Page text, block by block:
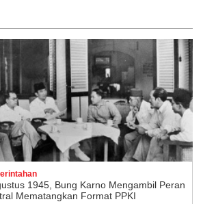
1945, Bung Karno Mengambil Peran
Mematangkan Format PPKI